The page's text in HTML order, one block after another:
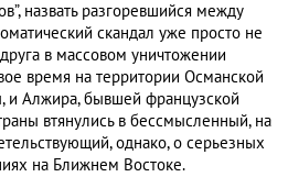
назвать разгоревшийся между
скандал уже просто не
в массовом уничтожении
время на территории Османской
и Алжира, бывшей французской
втянулись в бессмысленный, на
однако, о серьезных
на Ближнем Востоке.